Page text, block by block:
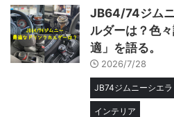
JB64/74ジム
ルダーは？色
適」を語る。
2026/7/28
JB74ジムニーシエラ
インテリア